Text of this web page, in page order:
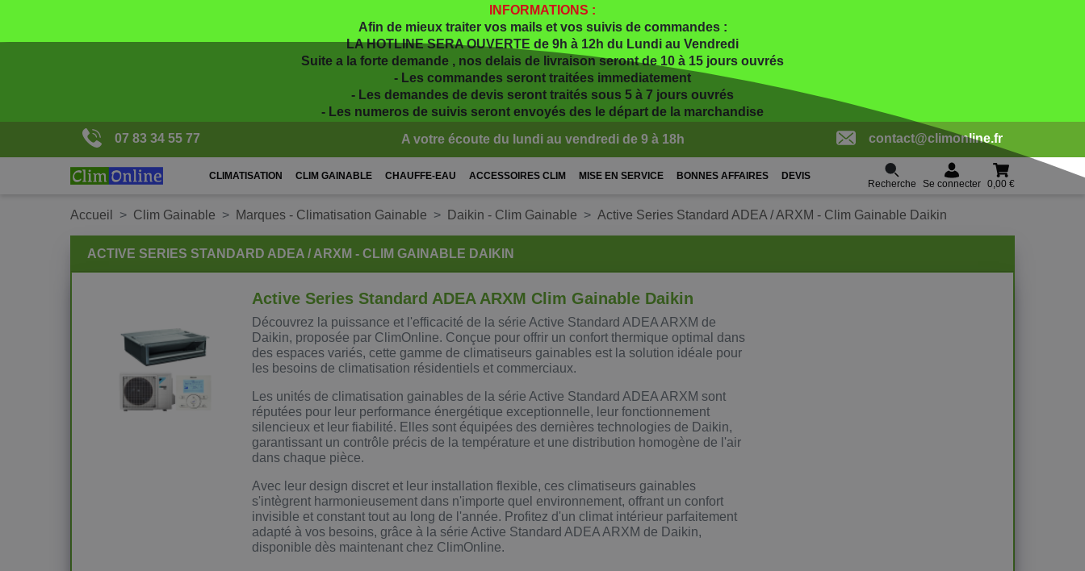
INFORMATIONS :
Afin de mieux traiter vos mails et vos suivis de commandes :
LA HOTLINE SERA OUVERTE de 9h à 12h du Lundi au Vendredi
Suite a la forte demande , nos delais de livraison seront de 10 à 15 jours ouvrés
- Les commandes seront traitées immediatement
- Les demandes de devis seront traités sous 5 à 7 jours ouvrés
- Les numeros de suivis seront envoyés des le départ de la marchandise
07 83 34 55 77
A votre écoute du lundi au vendredi de 9 à 18h contact@climonline.fr
CLIMATISATION CLIM GAINABLE CHAUFFE-EAU ACCESSOIRES CLIM MISE EN SERVICE BONNES AFFAIRES DEVIS
Recherche Se connecter 0,00 €
Accueil Clim Gainable Marques - Climatisation Gainable Daikin - Clim Gainable Active Series Standard ADEA / ARXM - Clim Gainable Daikin
ACTIVE SERIES STANDARD ADEA / ARXM - CLIM GAINABLE DAIKIN
Active Series Standard ADEA ARXM Clim Gainable Daikin
Découvrez la puissance et l'efficacité de la série Active Standard ADEA ARXM de
Daikin, proposée par ClimOnline. Conçue pour offrir un confort thermique optimal dans
des espaces variés, cette gamme de climatiseurs gainables est la solution idéale pour
les besoins de climatisation résidentiels et commerciaux.
Les unités de climatisation gainables de la série Active Standard ADEA ARXM sont
réputées pour leur performance énergétique exceptionnelle, leur fonctionnement
silencieux et leur fiabilité. Elles sont équipées des dernières technologies de Daikin,
garantissant un contrôle précis de la température et une distribution homogène de l'air
dans chaque pièce.
Avec leur design discret et leur installation flexible, ces climatiseurs gainables
s'intègrent harmonieusement dans n'importe quel environnement, offrant un confort
invisible et constant tout au long de l'année. Profitez d'un climat intérieur parfaitement
adapté à vos besoins, grâce à la série Active Standard ADEA ARXM de Daikin,
disponible dès maintenant chez ClimOnline.